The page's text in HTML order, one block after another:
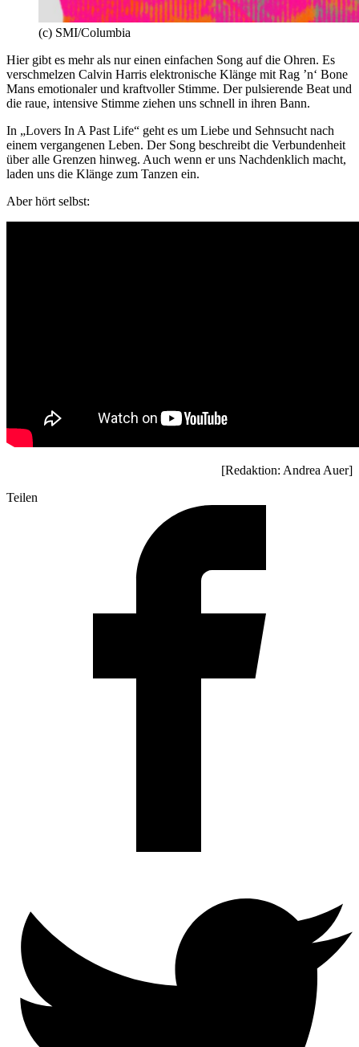
(c) SMI/Columbia
Hier gibt es mehr als nur einen einfachen Song auf die Ohren. Es
verschmelzen Calvin Harris elektronische Klänge mit Rag ’n‘ Bone
Mans emotionaler und kraftvoller Stimme. Der pulsierende Beat und
die raue, intensive Stimme ziehen uns schnell in ihren Bann.
In „Lovers In A Past Life“ geht es um Liebe und Sehnsucht nach
einem vergangenen Leben. Der Song beschreibt die Verbundenheit
über alle Grenzen hinweg. Auch wenn er uns Nachdenklich macht,
laden uns die Klänge zum Tanzen ein.
Aber hört selbst:
[Redaktion: Andrea Auer]
Teilen